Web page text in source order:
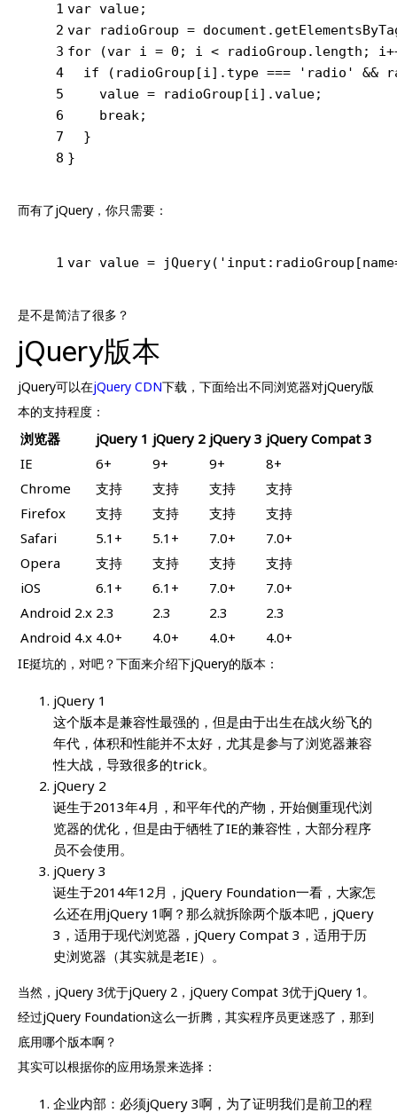
1
2
3
4
5
6
7
8
var value;
var radioGroup = document
for (var i = 0 ; i < radioGroup.length;
if (radioGroup[i].type === 'radio'
&&
    value = radioGroup[i].value;
break;
  }
}
而有了jQuery，你只需要：
1 var value = jQuery(
是不是简洁了很多？
jQuery版本
jQuery可以在jQuery CDN下载，下面给出不同浏览器对jQuery版
本的支持程度：
浏览器 jQuery 1 jQuery 2 jQuery 3 jQuery Compat 3
IE
6+ 9+ 9+
8+
Chrome
支持 支持 支持
支持
Firefox
支持 支持 支持
支持
Safari
5.1+ 5.1+ 7.0+
7.0+
Opera
支持 支持 支持
支持
iOS
6.1+ 6.1+ 7.0+
7.0+
Android 2.x 2.3 2.3 2.3
2.3
Android 4.x 4.0+ 4.0+ 4.0+ 4.0+
IE挺坑的，对吧？下面来介绍下jQuery的版本：
jQuery 1
这个版本是兼容性最强的，但是由于出生在战火纷飞的
年代，体积和性能并不太好，尤其是参与了浏览器兼容
性大战，导致很多的trick。
jQuery 2
诞生于2013年4月，和平年代的产物，开始侧重现代浏
览器的优化，但是由于牺牲了IE的兼容性，大部分程序
员不会使用。
jQuery 3
诞生于2014年12月，jQuery Foundation一看，大家怎
么还在用jQuery 1啊？那么就拆除两个版本吧，jQuery
3，适用于现代浏览器，jQuery Compat 3，适用于历
史浏览器（其实就是老IE）。
当然，jQuery 3优于jQuery 2，jQuery Compat 3优于jQuery 1。
经过jQuery Foundation这么一折腾，其实程序员更迷惑了，那到
底用哪个版本啊？
其实可以根据你的应用场景来选择：
企业内部：必须jQuery 3啊，为了证明我们是前卫的程